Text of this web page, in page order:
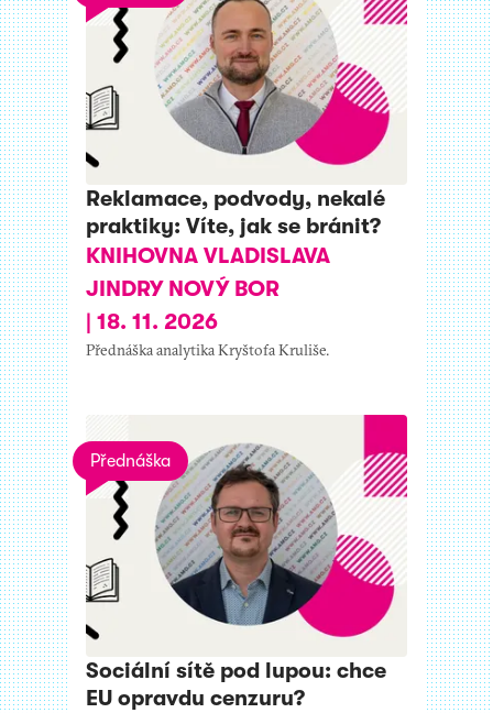
Reklamace, podvody, nekalé
praktiky: Víte, jak se bránit?
KNIHOVNA VLADISLAVA
JINDRY NOVÝ BOR
| 18. 11. 2026
Přednáška analytika Kryštofa Kruliše.
Přednáška
Sociální sítě pod lupou: chce
EU opravdu cenzuru?